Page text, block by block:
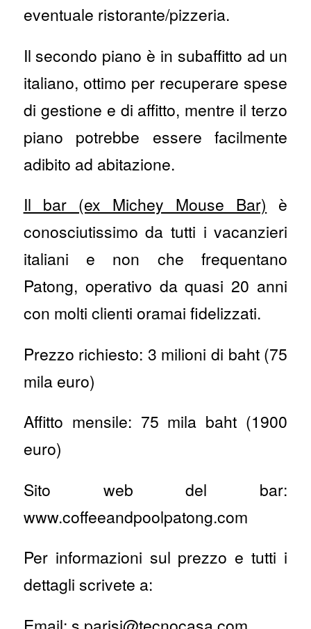
eventuale ristorante/pizzeria.
Il secondo piano è in subaffitto ad un
italiano, ottimo per recuperare spese
di gestione e di affitto, mentre il terzo
piano potrebbe essere facilmente
adibito ad abitazione.
Il bar (ex Michey Mouse Bar) è
conosciutissimo da tutti i vacanzieri
italiani e non che frequentano
Patong, operativo da quasi 20 anni
con molti clienti oramai fidelizzati.
Prezzo richiesto: 3 milioni di baht (75
mila euro)
Affitto mensile: 75 mila baht (1900
euro)
Sito web del bar:
www.coffeeandpoolpatong.com
Per informazioni sul prezzo e tutti i
dettagli scrivete a: